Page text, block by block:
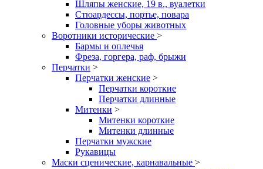
Шляпы женские, 19 в., вуалетки
Стюардессы, портье, повара
Головные уборы животных
Воротники исторические >
Бармы и оплечья
Фреза, горгера, раф, брыжи
Перчатки >
Перчатки женские >
Перчатки короткие
Перчатки длинные
Митенки >
Митенки короткие
Митенки длинные
Перчатки мужские
Рукавицы
Маски сценические, карнавальные >